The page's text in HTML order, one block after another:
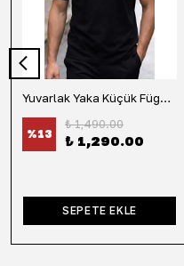
Yuvarlak Yaka Küçük Fügür Detaylı Tişört-Siyah
%13
₺ 1,490.00
₺ 1,290.00
SEPETE EKLE